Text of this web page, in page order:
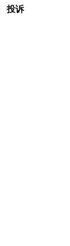
投诉